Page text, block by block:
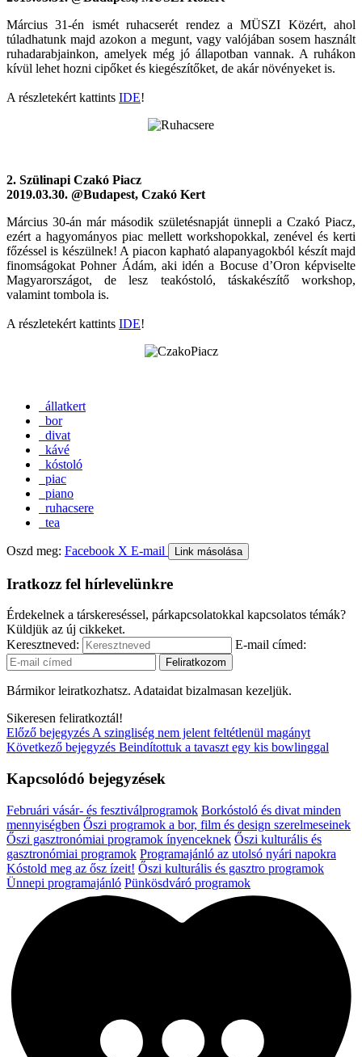
Március 31-én ismét ruhacserét rendez a MÜSZI Közért, ahol
túladhatunk majd azokon a megunt, vagy valójában sosem használt
ruhadarabjainkon, amelyek még jó állapotban vannak. A ruhákon
kívül lehet hozni cipőket és kiegészítőket, de akár növényeket is.
A részletekért kattints IDE!
2. Szülinapi Czakó Piacz
2019.03.30. @Budapest, Czakó Kert
Március 30-án már második születésnapját ünnepli a Czakó Piacz,
ezért a hagyományos piac mellett workshopokkal, zenével és kerti
főzéssel is készülnek! A piacon kapható alapanyagokból készít majd
finomságokat Pohner Ádám, aki idén a Bocuse d’Oron képviselte
Magyarországot, de lesz teakóstoló, táskakészítő workshop,
valamint tombola is.
A részletekért kattints IDE!
állatkert
bor
divat
kávé
kóstoló
piac
piano
ruhacsere
tea
Oszd meg: Facebook X E-mail Link másolása
Iratkozz fel hírlevelünkre
Érdekelnek a társkereséssel, párkapcsolatokkal kapcsolatos témák?
Küldjük az új cikkeket.
Keresztneved:
E-mail címed:
Bármikor leiratkozhatsz. Adataidat bizalmasan kezeljük.
Sikeresen feliratkoztál!
Előző bejegyzés A szingliség nem jelent feltétlenül magányt
Következő bejegyzés Beindítottuk a tavaszt egy kis bowlinggal
Kapcsolódó bejegyzések
Februári vásár- és fesztiválprogramok Borkóstoló és divat minden
mennyiségben Őszi programok a bor, film és design szerelmeseinek
Őszi gasztronómiai programok ínyenceknek Őszi kulturális és
gasztronómiai programok Programajánló az utolsó nyári napokra
Kóstold meg az ősz ízeit! Őszi kulturális és gasztro programok
Ünnepi programajánló Pünkösdváró programok